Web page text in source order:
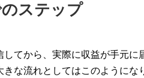
ステップ
てから、実際に収益が手元に
な流れとしてはこのようにな